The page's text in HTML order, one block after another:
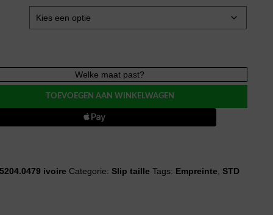
Welke maat past?
TOEVOEGEN AAN WINKELWAGEN
ivoire Categorie:Slip taille Tags: Empreinte ,STD